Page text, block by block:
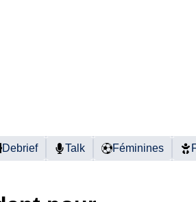
Debrief Talk Féminines